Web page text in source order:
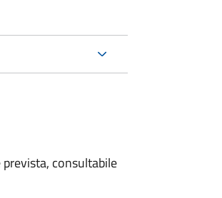
consultabile